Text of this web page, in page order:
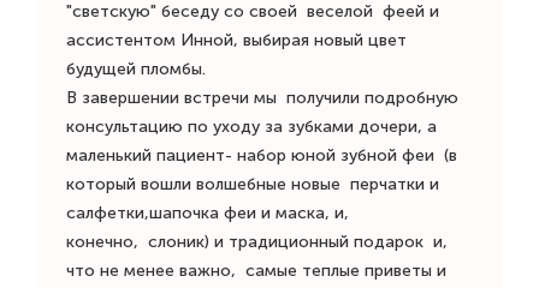
"светскую" беседу со своей веселой феей и
ассистентом Инной, выбирая новый цвет
будущей пломбы.
В завершении встречи мы получили подробную
консультацию по уходу за зубками дочери, а
маленький пациент- набор юной зубной феи (в
который вошли волшебные новые перчатки и
салфетки,шапочка феи и маска, и,
конечно, слоник) и традиционный подарок и,
что не менее важно, самые теплые приветы и